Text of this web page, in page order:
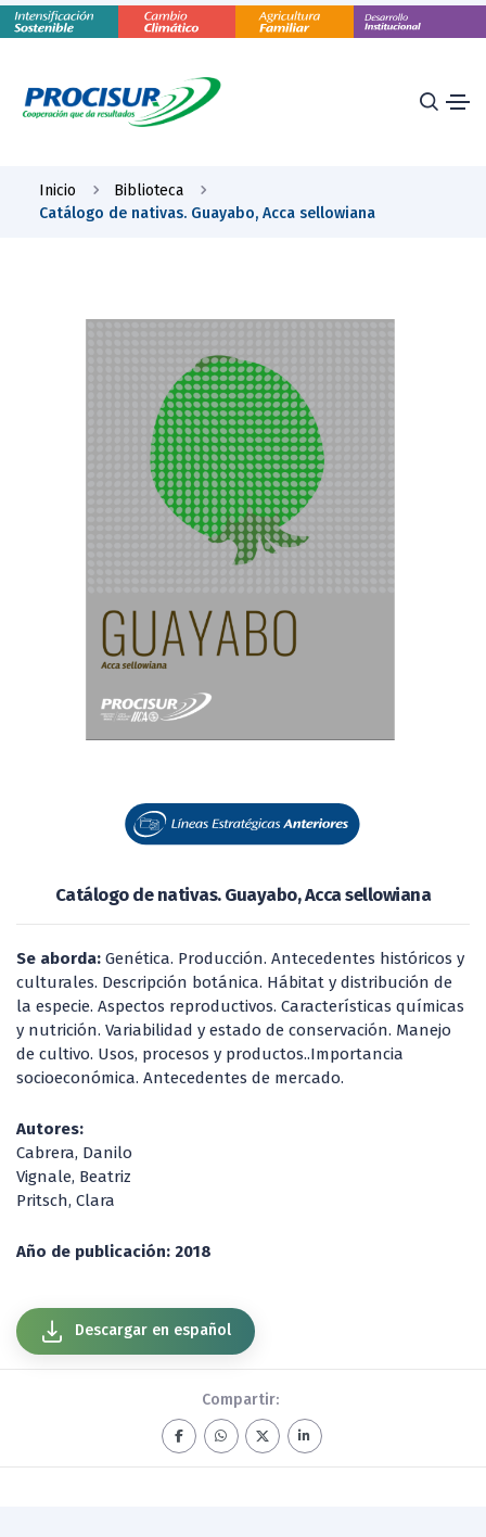
Inicio
Biblioteca
Catálogo de nativas. Guayabo, Acca sellowiana
Catálogo de nativas. Guayabo, Acca sellowiana
Se aborda: Genética. Producción. Antecedentes históricos y
culturales. Descripción botánica. Hábitat y distribución de
la especie. Aspectos reproductivos. Características químicas
y nutrición. Variabilidad y estado de conservación. Manejo
de cultivo. Usos, procesos y productos..Importancia
socioeconómica. Antecedentes de mercado.
Autores:
Cabrera, Danilo
Vignale, Beatriz
Pritsch, Clara
Año de publicación: 2018
Descargar en español
Compartir: